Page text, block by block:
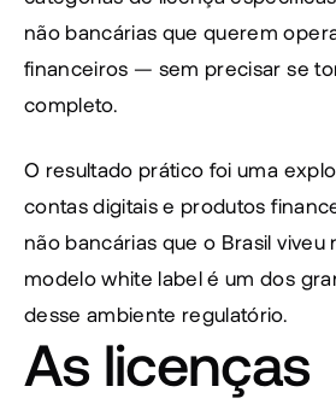
não bancárias que querem
financeiros — sem precisar se
completo.
O resultado prático foi uma
contas digitais e produtos
não bancárias que o Brasil viveu
modelo white label é um dos
desse ambiente regulatório.
As licenças